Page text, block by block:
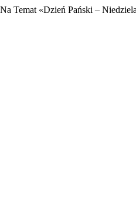
Temat «Dzień Pański –